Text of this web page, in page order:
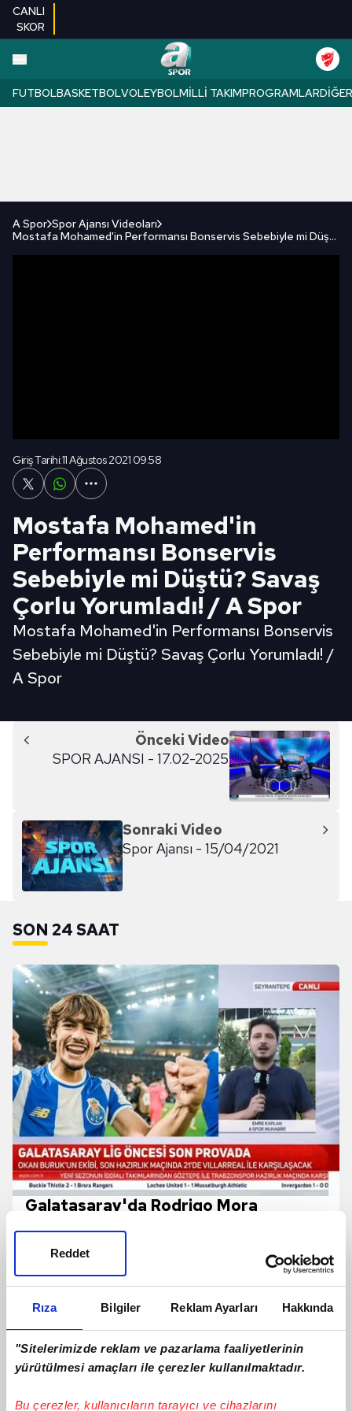
Rıza Bilgiler Reklam Ayarları Hakkında
"Sitelerimizde reklam ve pazarlama faaliyetlerinin
yürütülmesi amaçları ile çerezler kullanılmaktadır.
Bu çerezler, kullanıcıların tarayıcı ve cihazlarını
Reddet
CANLI
SKOR
FUTBOLBASKETBOLVOLEYBOLMILLI TAKIMPROGRAMLARDIĞER
A Spor Spor Ajansı Videoları
Mostafa Mohamed'in Performansı Bonservis Sebebiyle mi Düştü? Savaş Çorlu Yorumladı! / A Spor
Giriş Tarihi:11 Ağustos 2021 09:58
Mostafa Mohamed'in
Performansı Bonservis
Sebebiyle mi Düştü? Savaş
Çorlu Yorumladı! / A Spor
Mostafa Mohamed'in Performansı Bonservis
Sebebiyle mi Düştü? Savaş Çorlu Yorumladı! /
A Spor
Önceki Video
SPOR AJANSI - 17.02-2025
Sonraki Video
Spor Ajansı - 15/04/2021
SON 24 SAAT
Galatasaray'da Rodrigo Mora